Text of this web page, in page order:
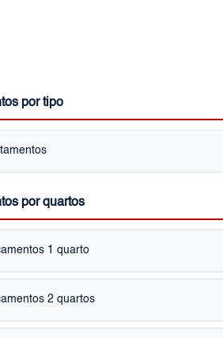
por tipo
por quartos
1 quarto
2 quartos